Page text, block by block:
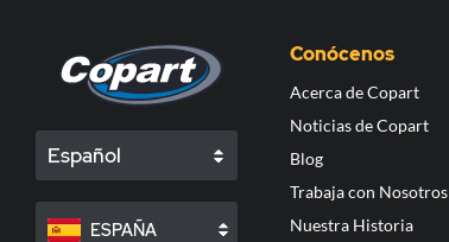
Español
ESPAÑA
Conócenos
Acerca de Copart
Noticias de Copart
Blog
Trabaja con Nosotros
Nuestra Historia